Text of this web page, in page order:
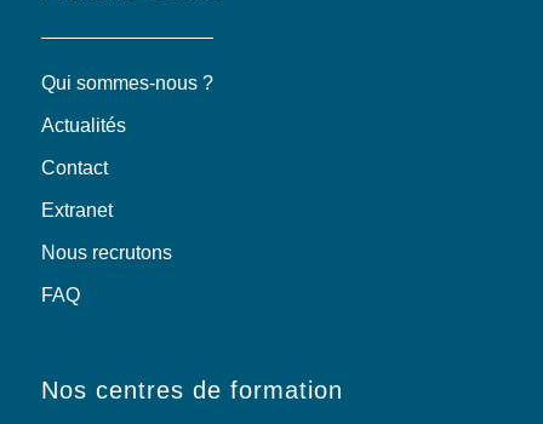
Qui sommes-nous ?
Actualités
Contact
Extranet
Nous recrutons
FAQ
Nos centres de formation